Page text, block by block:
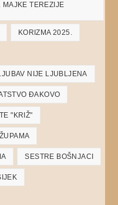
TEREZIJE
KORIZMA 2025.
NIJE LJUBLJENA
ĐAKOVO
"KRIŽ"
SESTRE BOŠNJACI